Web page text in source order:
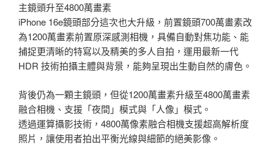
主鏡頭升至4800萬畫素
iPhone 16e鏡頭部分這次也大升級，前置鏡頭700萬畫素改
為1200萬畫素前置原深感測相機，具備自動對焦功能、能
捕捉更清晰的特寫以及精美的多人自拍，運用最新一代
HDR 技術拍攝主體與背景，能夠呈現出生動自然的膚色。
背後仍為一顆主鏡頭，但從1200萬畫素升級至4800萬畫素
融合相機、支援「夜間」模式與「人像」模式。
透過運算攝影技術，4800萬像素融合相機支援超高解析度
照片，讓使用者拍出平衡光線與細節的絕美影像。